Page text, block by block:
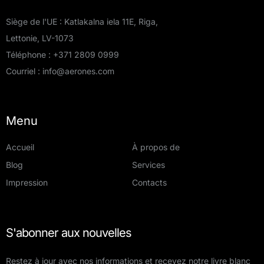
Siège de l'UE : Katlakalna iela 11E, Riga,
Lettonie, LV-1073
Téléphone : +371 2809 0999
Courriel : info@aerones.com
Menu
Accueil
À propos de
Blog
Services
Impression
Contacts
S'abonner aux nouvelles
Restez à jour avec nos informations et recevez notre livre blanc